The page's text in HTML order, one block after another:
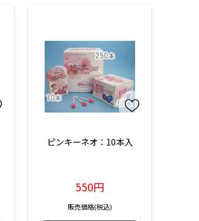
ピンキーネオ：10本入
550円
販売価格(税込)